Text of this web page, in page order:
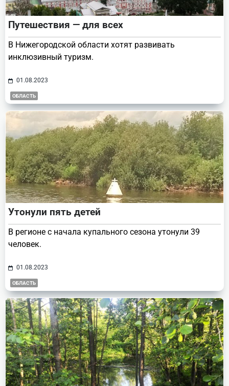
Путешествия — для всех
В Нижегородской области хотят развивать
инклюзивный туризм.
01.08.2023
ОБЛАСТЬ
Утонули пять детей
В регионе с начала купального сезона утонули 39
человек.
01.08.2023
ОБЛАСТЬ